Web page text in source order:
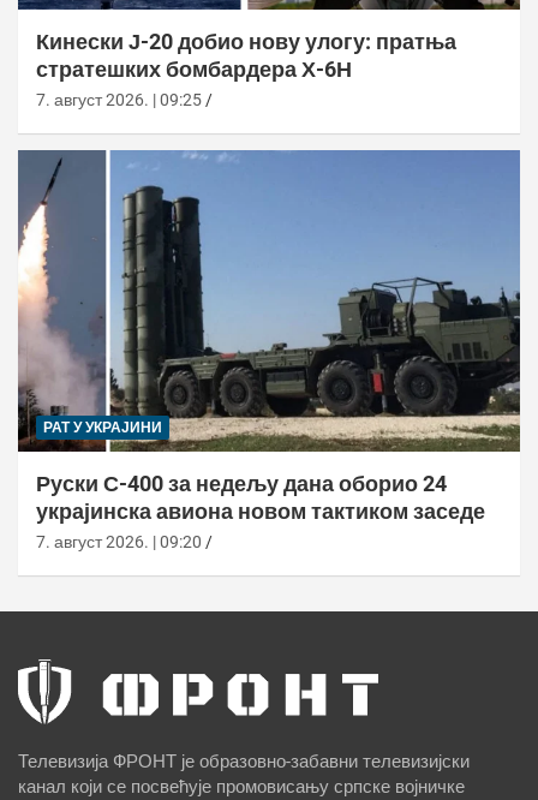
Кинески Ј-20 добио нову улогу: пратња
стратешких бомбардера Х-6Н
7. август 2026. | 09:25
РАТ У УКРАЈИНИ
Руски С-400 за недељу дана оборио 24
украјинска авиона новом тактиком заседе
7. август 2026. | 09:20
Телевизија ФРОНТ је образовно-забавни телевизијски
канал који се посвећује промовисању српске војничке